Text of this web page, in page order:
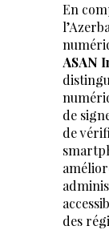
En
ASAN
de
de
des